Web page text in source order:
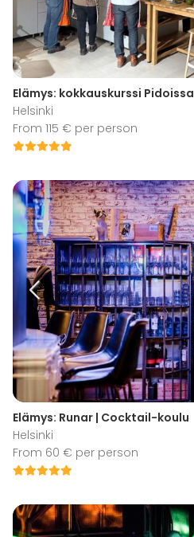
Elämys: kokkauskurssi Pidoissa
Helsinki
From 115 € per person
Elämys: Runar | Cocktail-koulu
Helsinki
From 60 € per person